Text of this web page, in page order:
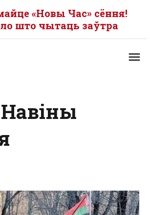
«Новы Час» сёння!
што чытаць заўтра